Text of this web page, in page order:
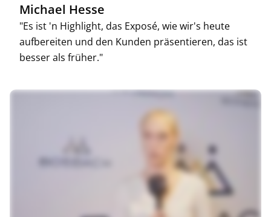
Michael Hesse
"Es ist 'n Highlight, das Exposé, wie wir's heute
aufbereiten und den Kunden präsentieren, das ist
besser als früher."